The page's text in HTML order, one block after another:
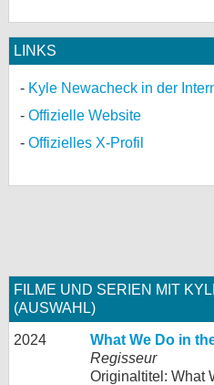
LINKS
Kyle Newacheck in der
Offizielle Website
Offizielles X-Profil
FILME UND SERIEN MIT
(AUSWAHL)
2024 What We Do in
Regisseur
Originaltitel: What